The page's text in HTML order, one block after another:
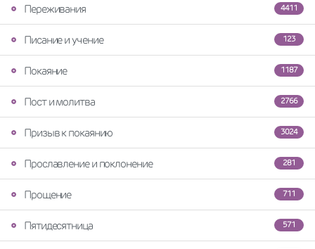
4411
Переживания
123
Писание и учение
1187
Покаяние
2766
Пост и молитва
3024
Призыв к покаянию
281
Прославление и поклонение
711
Прощение
571
Пятидесятница